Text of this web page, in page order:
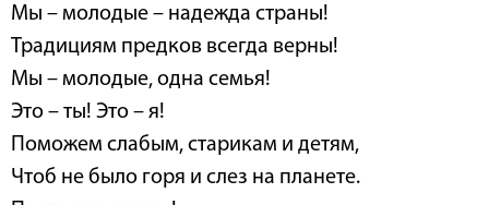
Мы – молодые – надежда страны!
Традициям предков всегда верны!
Мы – молодые, одна семья!
Это – ты! Это – я!
Поможем слабым, старикам и детям,
Чтоб не было горя и слез на планете.